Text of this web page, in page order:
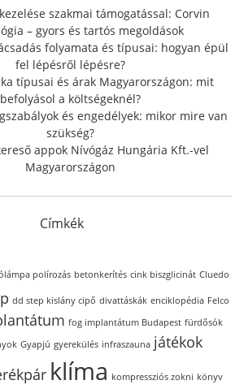
r
:
szakmai támogatással: Corvin
– gyors és tartós megoldások
folyamata és típusai: hogyan épül
fel lépésről lépésre?
típusai és árak Magyarországon: mit
befolyásol a költségeknél?
és engedélyek: mikor mire van
szükség?
appok Nívógáz Hungária Kft.-vel
Magyarországon
Címkék
polírozás betonkerítés cink biszglicinát Cluedo
dd step kislány cipő divattáskák enciklopédia Felco
fog implantátum Budapest fürdősók
Gyapjú gyerekülés infraszauna játékok
klíma kompressziós zokni könyv